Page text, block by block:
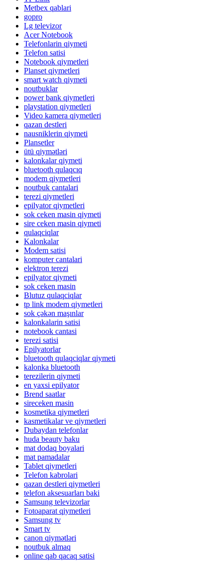
Metbex qablari
gopro
Lg televizor
Acer Notebook
Telefonlarin qiymeti
Telefon satisi
Notebook qiymetleri
Planset qiymetleri
smart watch qiymeti
noutbuklar
power bank qiymetleri
playstation qiymetleri
Video kamera qiymetleri
qazan destleri
nausniklerin qiymeti
Plansetler
ütü qiymətləri
kalonkalar qiymeti
bluetooth qulaqcıq
modem qiymetleri
noutbuk cantalari
terezi qiymetleri
epilyator qiymetleri
sok ceken masin qiymeti
sire ceken masin qiymeti
qulaqciqlar
Kalonkalar
Modem satisi
komputer cantalari
elektron terezi
epilyator qiymeti
sok ceken masin
Blutuz qulaqciqlar
tp link modem qiymetleri
sok çəkən maşınlar
kalonkalarin satisi
notebook cantasi
terezi satisi
Epilyatorlar
bluetooth qulaqciqlar qiymeti
kalonka bluetooth
terezilerin qiymeti
en yaxsi epilyator
Brend saatlar
sireceken masin
kosmetika qiymetleri
kasmetikalar ve qiymetleri
Dubaydan telefonlar
huda beauty baku
mat dodaq boyalari
mat pamadalar
Tablet qiymetleri
Telefon kabrolari
qazan destleri qiymetleri
telefon aksesuarları baki
Samsung televizorlar
Fotoaparat qiymetleri
Samsung tv
Smart tv
canon qiymətləri
noutbuk almaq
online qab qacaq satisi